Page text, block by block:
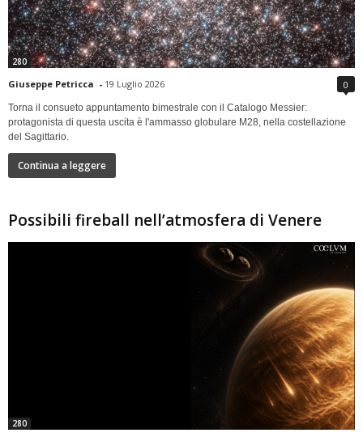
280
Giuseppe Petricca - 19 Luglio 2026 0
Torna il consueto appuntamento bimestrale con il Catalogo Messier:
protagonista di questa uscita è l'ammasso globulare M28, nella costellazione
del Sagittario.
Continua a leggere
Possibili fireball nell’atmosfera di Venere
280